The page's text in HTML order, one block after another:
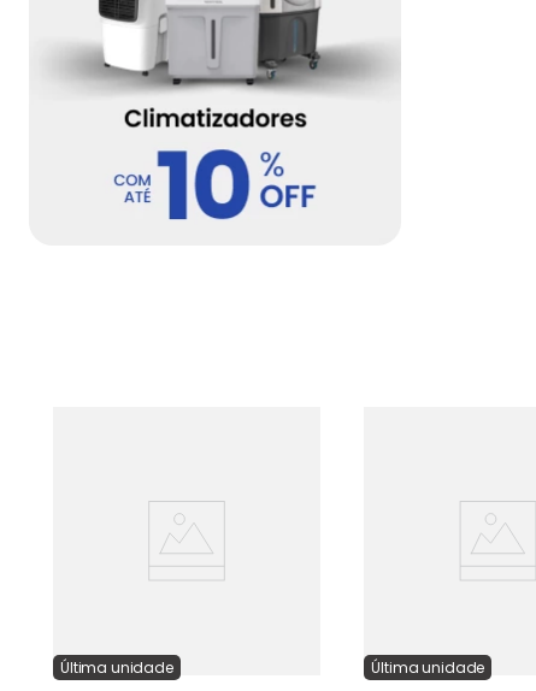
Última unidade Últimaunidade